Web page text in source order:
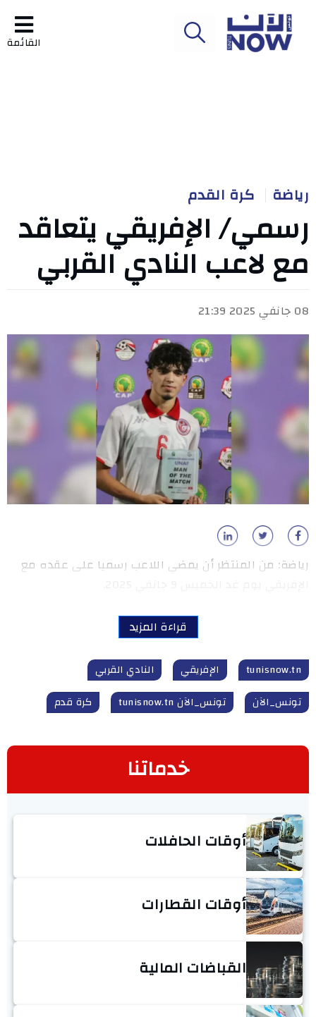
القائمة
رياضة كرة القدم
رسمي/ الإفريقي يتعاقد
مع لاعب النادي القربي
08 جانفي 2025 21:39
رياضة: من المنتظر أن يمضي اللاعب رسميا على عقده مع
قراءة المزيد
tunisnow.tn الإفريقي
النادي القربي
تونس_الآن
تونس_الآن tunisnow.tn كرة قدم
خدماتنا
أوقات الحافلات
أوقات القطارات
القباضات المالية